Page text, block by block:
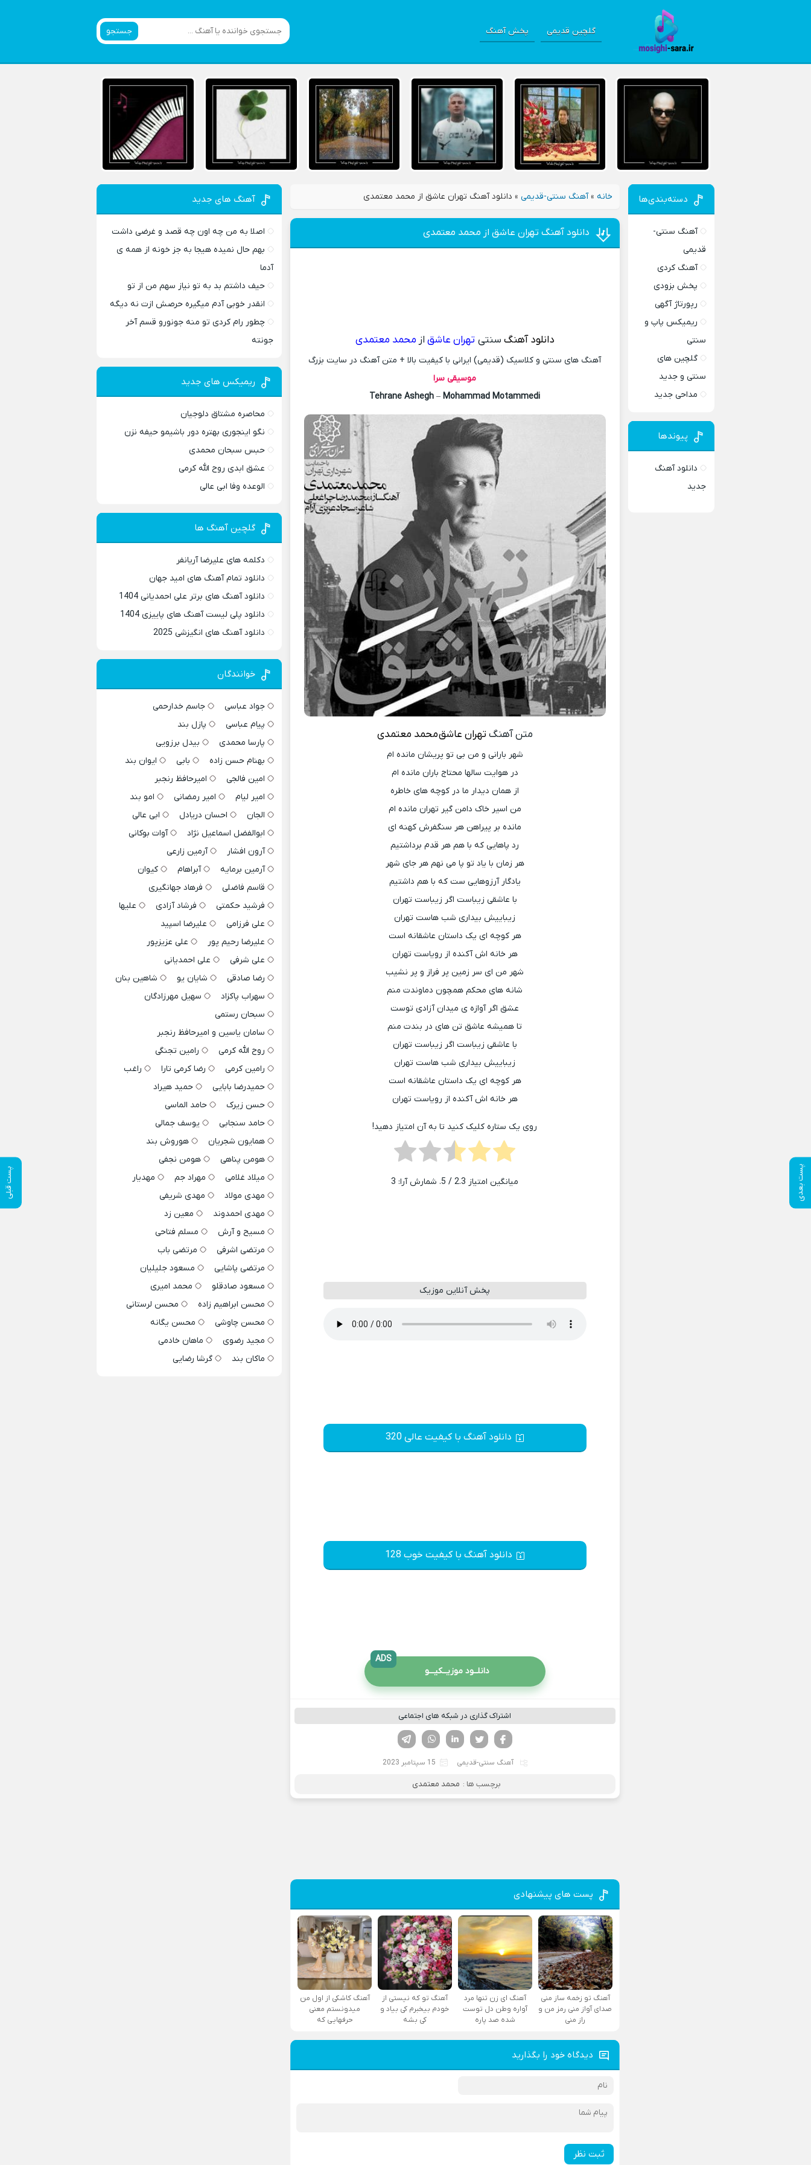
گلچین قدیمی پخش آهنگ جستجو
خانه »آهنگ سنتی-قدیمی » دانلود آهنگ تهران عاشق از محمد معتمدی
پست بعدی پست قبلی
دانلود آهنگ تهران عاشق از محمد معتمدی
دانلود آهنگ سنتی تهران عاشق از محمد معتمدی
آهنگ های سنتی و کلاسیک (قدیمی) ایرانی با کیفیت بالا + متن آهنگ در سایت بزرگ
موسیقی سرا
Tehrane Ashegh –Mohammad Motammedi
متن آهنگ تهران عاشقمحمد معتمدی
شهر بارانی و من بی تو پریشان مانده ام
در هوایت سالها محتاج باران مانده ام
از همان دیدار ما در کوچه های خاطره
من اسیر خاک دامن‌ گیر تهران مانده ام
مانده بر پیراهن هر سنگفرش کهنه ای
رد پاهایی که با هم هر قدم برداشتیم
هر زمان با یاد تو پا می نهم هر جای شهر
یادگار آرزوهایی‌ ست که با هم داشتیم
با عاشقی زیباست اگر زیباست تهران
زیباییش بیداری شب هاست تهران
هر کوچه ای یک داستان عاشقانه است
هر خانه اش آکنده از رویاست تهران
شهر من ای سر زمین پر فراز و پر نشیب
شانه های محکم همچون دماوندت منم
عشق اگر آوازه ی میدان آزادی توست
تا همیشه عاشق تن های در بندت منم
با عاشقی زیباست اگر زیباست تهران
زیباییش بیداری شب هاست تهران
هر کوچه ای یک داستان عاشقانه است
هر خانه اش آکنده از رویاست تهران
روی یک ستاره کلیک کنید تا به آن امتیاز دهید!
میانگین امتیاز 2.3/ 5. شمارش آرا: 3
پخش آنلاین موزیک
دانلود آهنگ با کیفیت عالی 320
دانلود آهنگ با کیفیت خوب 128
دانلــود موزیــکیـــو
ADS
اشتراک گذاری در شبکه های اجتماعی
لینکدین تویتر
فیسوک
آهنگ سنتی-قدیمی 15 سپتامبر 2023
برچسب ها : محمد معتمدی
پست های پیشنهادی
آهنگ تو زخمه ساز منی
صدای آواز منی رمز من و
راز منی
آهنگ ای زن تنها مرد
آواره وطن دل توست
شده صد پاره
آهنگ تو که نیستی از
خودم بیخبرم کی بیاد و
کی بشه
آهنگ کاشکی از اول من
میدونستم معنی
حرفهایی که
دیدگاه خود را بگذارید
ثبت نظر
دسته‌بندی‌ها
آهنگ سنتی-
قدیمی
آهنگ کردی
پخش بزودی
رپورتاژ آگهی
ریمیکس پاپ و
سنتی
گلچین های
سنتی و جدید
مداحی جدید
پیوندها
دانلود آهنگ
جدید
آهنگ های جدید
اصلا به من چه اون چه قصد و غرضی داشت
بهم حال نمیده هیجا به جز خونه از همه ی
آدما
حیف داشتم بد به تو نیاز سهم من از تو
انقدر خوبی آدم میگیره حرصش ازت نه دیگه
چطور رام کردی تو منه جونورو قسم آخر
جونته
ریمیکس های جدید
محاصره مشتاق دلوجیان
نگو اینجوری بهتره دور باشیمو حیفه نزن
حبس سبحان محمدی
عشق ابدی روح الله کرمی
الوعده وفا ابی عالی
گلچین آهنگ ها
دکلمه های علیرضا آریانفر
دانلود تمام آهنگ های امید جهان
دانلود آهنگ های برتر علی احمدیانی 1404
دانلود پلی لیست آهنگ های پاییزی 1404
دانلود آهنگ های انگیزشی 2025
خوانندگان
جواد عباسی
جاسم خدارحمی
پیام عباسی
پازل بند
پارسا محمدی
بیدل برزویی
بهنام حسن زاده
بابی
ایوان بند
امین فالجی
امیرحافظ رنجبر
امیر لیام
امیر رمضانی
امو بند
الجان
احسان دریادل
ابی عالی
ابوالفضل اسماعیل نژاد
آوات بوکانی
آرون افشار
آرمین زارعی
آرمین برمایه
آبراهام
کیوان
قاسم فاضلی
فرهاد جهانگیری
فرشید حکمتی
فرشاد آزادی
علیها
علی فرزامی
علیرضا اسپید
علیرضا رحیم پور
علی عزیزپور
علی شرفی
علی احمدیانی
رضا صادقی
شایان یو
شاهین بنان
سهراب پاکزاد
سهیل مهرزادگان
سبحان رستمی
سامان یاسین و امیرحافظ رنجبر
روح الله کرمی
رامین تجنگی
رامین کرمی
رضا کرمی تارا
راغب
حمیدرضا بابایی
حمید هیراد
حسن زیرک
حامد الماسی
حامد سنجابی
یوسف جمالی
همایون شجریان
هوروش بند
هومن پناهی
هومن نجفی
میلاد غلامی
مهراد جم
مهدیار
مهدی مولاد
مهدی شریفی
مهدی احمدوند
معین زد
مسیح و آرش
مسلم فتاحی
مرتضی اشرفی
مرتضی باب
مرتضی پاشایی
مسعود جلیلیان
مسعود صادقلو
محمد امیری
محسن ابراهیم زاده
محسن لرستانی
محسن چاوشی
محسن یگانه
مجید رضوی
ماهان خادمی
ماکان بند
گرشا رضایی